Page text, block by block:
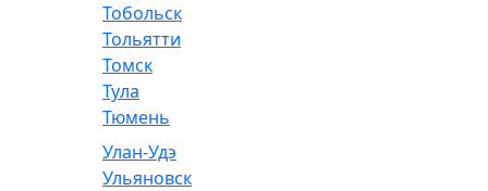
Тобольск
Тольятти
Томск
Тула
Тюмень
Улан-Удэ
Ульяновск